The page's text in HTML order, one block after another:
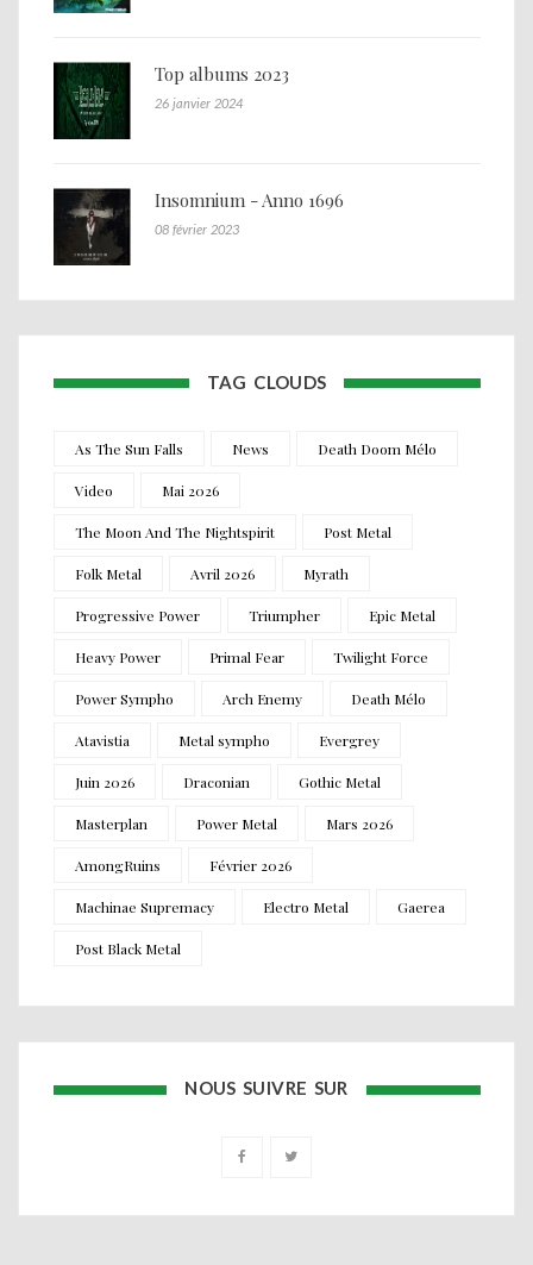
Top albums 2023
26 janvier 2024
Insomnium - Anno 1696
08 février 2023
TAG CLOUDS
As The Sun Falls News Death Doom Mélo
Video Mai 2026
The Moon And The Nightspirit Post Metal
Folk Metal Avril 2026 Myrath
Progressive Power Triumpher Epic Metal
Heavy Power Primal Fear Twilight Force
Power Sympho Arch Enemy Death Mélo
Atavistia Metal sympho Evergrey
Juin 2026 Draconian Gothic Metal
Masterplan Power Metal Mars 2026
AmongRuins Février 2026
Machinae Supremacy Electro Metal Gaerea
Post Black Metal
NOUS SUIVRE SUR